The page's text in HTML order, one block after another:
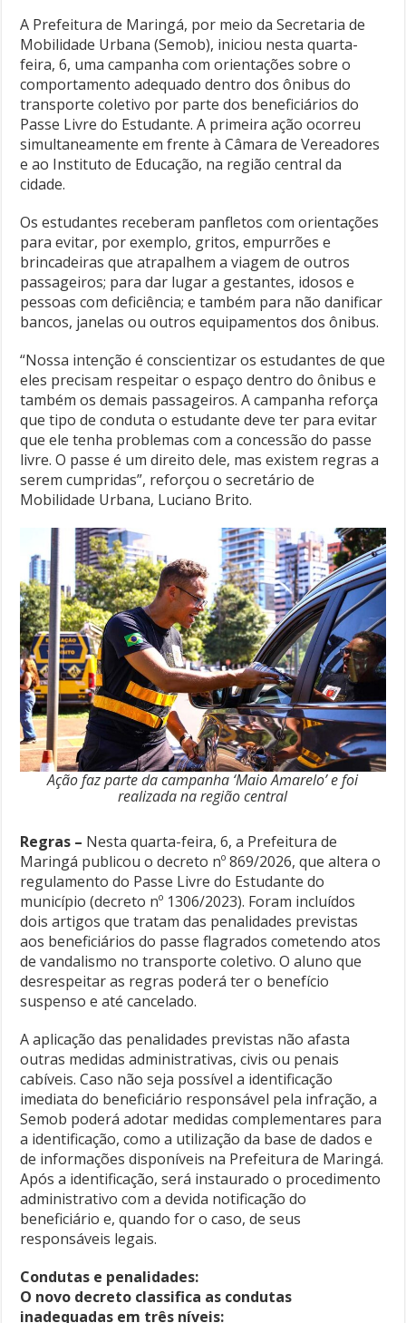
A Prefeitura de Maringá, por meio da Secretaria de
Mobilidade Urbana (Semob), iniciou nesta quarta-
feira, 6, uma campanha com orientações sobre o
comportamento adequado dentro dos ônibus do
transporte coletivo por parte dos beneficiários do
Passe Livre do Estudante. A primeira ação ocorreu
simultaneamente em frente à Câmara de Vereadores
e ao Instituto de Educação, na região central da
cidade.
Os estudantes receberam panfletos com orientações
para evitar, por exemplo, gritos, empurrões e
brincadeiras que atrapalhem a viagem de outros
passageiros; para dar lugar a gestantes, idosos e
pessoas com deficiência; e também para não danificar
bancos, janelas ou outros equipamentos dos ônibus.
“Nossa intenção é conscientizar os estudantes de que
eles precisam respeitar o espaço dentro do ônibus e
também os demais passageiros. A campanha reforça
que tipo de conduta o estudante deve ter para evitar
que ele tenha problemas com a concessão do passe
livre. O passe é um direito dele, mas existem regras a
serem cumpridas”, reforçou o secretário de
Mobilidade Urbana, Luciano Brito.
Ação faz parte da campanha ‘Maio Amarelo’ e foi
realizada na região central
Regras – Nesta quarta-feira, 6, a Prefeitura de
Maringá publicou o decreto nº 869/2026, que altera o
regulamento do Passe Livre do Estudante do
município (decreto nº 1306/2023). Foram incluídos
dois artigos que tratam das penalidades previstas
aos beneficiários do passe flagrados cometendo atos
de vandalismo no transporte coletivo. O aluno que
desrespeitar as regras poderá ter o benefício
suspenso e até cancelado.
A aplicação das penalidades previstas não afasta
outras medidas administrativas, civis ou penais
cabíveis. Caso não seja possível a identificação
imediata do beneficiário responsável pela infração, a
Semob poderá adotar medidas complementares para
a identificação, como a utilização da base de dados e
de informações disponíveis na Prefeitura de Maringá.
Após a identificação, será instaurado o procedimento
administrativo com a devida notificação do
beneficiário e, quando for o caso, de seus
responsáveis legais.
Condutas e penalidades:
O novo decreto classifica as condutas
inadequadas em três níveis: